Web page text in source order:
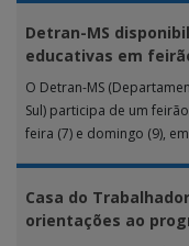
Detran-MS
educativas em
O Detran-MS
Sul) participa de um
feira (7) e domingo (9),
Casa do
orientações ao